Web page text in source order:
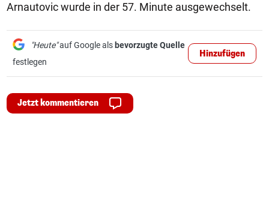
Arnautovic wurde in der 57. Minute ausgewechselt.
"Heute"auf Google als bevorzugte Quelle
festlegen
Hinzufügen
Jetzt kommentieren